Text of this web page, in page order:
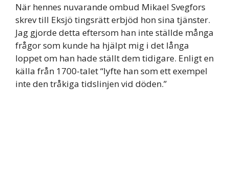
När hennes nuvarande ombud Mikael Svegfors
skrev till Eksjö tingsrätt erbjöd hon sina tjänster.
Jag gjorde detta eftersom han inte ställde många
frågor som kunde ha hjälpt mig i det långa
loppet om han hade ställt dem tidigare. Enligt en
källa från 1700-talet “lyfte han som ett exempel
inte den tråkiga tidslinjen vid döden.”